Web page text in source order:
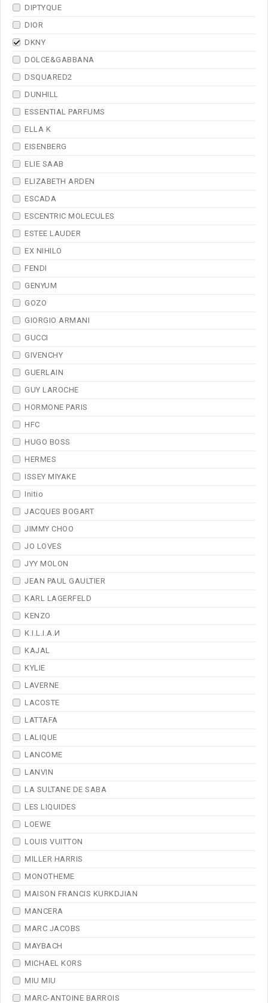
DIPTYQUE
DIOR
DKNY
DOLCE&GABBANA
DSQUARED2
DUNHILL
ESSENTIAL PARFUMS
ELLA K
EISENBERG
ELIE SAAB
ELIZABETH ARDEN
ESCADA
ESCENTRIC MOLECULES
ESTEE LAUDER
EX NIHILO
FENDI
GENYUM
GOZO
GIORGIO ARMANI
GUCCI
GIVENCHY
GUERLAIN
GUY LAROCHE
HORMONE PARIS
HFC
HUGO BOSS
HERMES
ISSEY MIYAKE
Initio
JACQUES BOGART
JIMMY CHOO
JO LOVES
JYY МОLON
JEAN PAUL GAULTIER
KARL LAGERFELD
KENZO
К.I.L.I.А.И
KAJAL
KYLIE
LAVERNE
LACOSTE
LATTAFA
LALIQUE
LANCOME
LANVIN
LA SULTANE DE SABA
LES LIQUIDES
LOEWE
LOUIS VUITTON
MILLER HARRIS
MONOTHEME
MAISON FRANCIS KURKDJIAN
MANCERA
MARC JACOBS
MAYBACH
MICHAEL KORS
MIU MIU
MARC-ANTOINE BARROIS